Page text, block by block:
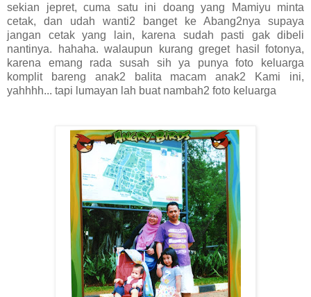
sekian jepret, cuma satu ini doang yang Mamiyu minta
cetak, dan udah wanti2 banget ke Abang2nya supaya
jangan cetak yang lain, karena sudah pasti gak dibeli
nantinya. hahaha. walaupun kurang greget hasil fotonya,
karena emang rada susah sih ya punya foto keluarga
komplit bareng anak2 balita macam anak2 Kami ini,
yahhhh... tapi lumayan lah buat nambah2 foto keluarga